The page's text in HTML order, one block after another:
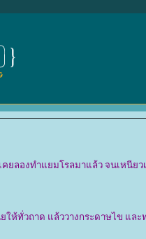
ยลองทำแยมโรลมาแล้ว จนเหนีย
ห้ทั่วถาด แล้ววางกระดาษไข และ